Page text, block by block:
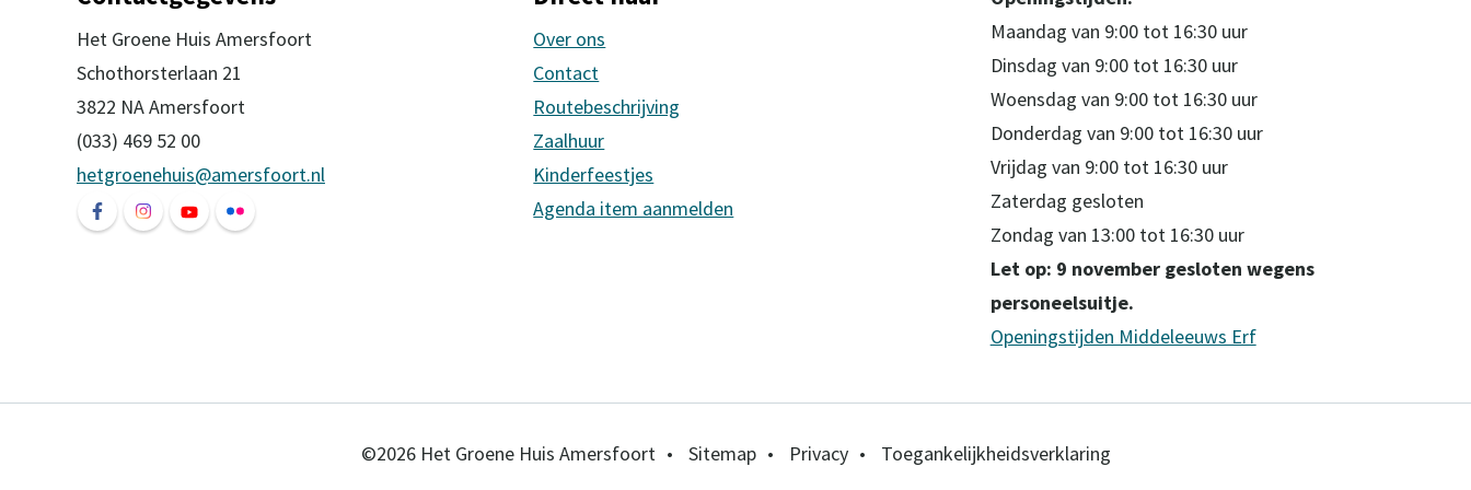
Het Groene Huis Amersfoort
Schothorsterlaan 21
3822 NA Amersfoort
(033) 469 52 00
hetgroenehuis@amersfoort.nl
Volg ons op Facebook Het Groene Huis Amersfoort
Volg ons op Instagram Het Groene Huis Amersfoort
Volg ons op YouTube Het Groene Huis Amersfoort
Volg ons op Flickr Het Groene Huis Amersfoort
Over ons
Contact
Routebeschrijving
Zaalhuur
Kinderfeestjes
Agenda item aanmelden
Maandag van 9:00 tot 16:30 uur
Dinsdag van 9:00 tot 16:30 uur
Woensdag van 9:00 tot 16:30 uur
Donderdag van 9:00 tot 16:30 uur
Vrijdag van 9:00 tot 16:30 uur
Zaterdag gesloten
Zondag van 13:00 tot 16:30 uur
Let op: 9 november gesloten wegens
personeelsuitje.
Openingstijden Middeleeuws Erf
©2026 Het Groene Huis Amersfoort • Sitemap • Privacy • Toegankelijkheidsverklaring